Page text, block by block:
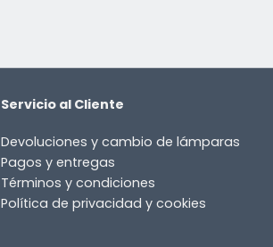
Servicio al Cliente
Devoluciones y cambio de lámparas
Pagos y entregas
Términos y condiciones
Política de privacidad y cookies